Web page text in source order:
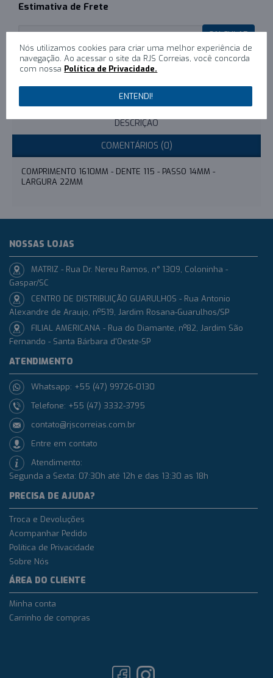
Estimativa de Frete
CALCULAR
0/Escreva um comentário
DESCRIÇÃO
COMENTÁRIOS (0)
COMPRIMENTO 1610MM - DENTE 115 - PASSO 14MM -
LARGURA 22MM
Nós utilizamos cookies para criar uma melhor experiência de
navegação. Ao acessar o site da RJS Correias, você concorda
com nossa Política de Privacidade.
ENTENDI!
NOSSAS LOJAS
MATRIZ - Rua Dr. Nereu Ramos, n° 1309, Coloninha -
Gaspar/SC
CENTRO DE DISTRIBUIÇÃO GUARULHOS - Rua Antonio
Alexandre de Araujo, nº519, Jardim Rosana-Guarulhos/SP
FILIAL AMERICANA - Rua do Diamante, nº82, Jardim São
Fernando - Santa Bárbara d'Oeste-SP
ATENDIMENTO
Whatsapp: +55 (47) 99726-0130
Telefone: +55 (47) 3332-3795
contato@rjscorreias.com.br
Entre em contato
Atendimento:
Segunda a Sexta: 07:30h até 12h e das 13:30 as 18h
PRECISA DE AJUDA?
Troca e Devoluções
Acompanhar Pedido
Política de Privacidade
Sobre Nós
ÁREA DO CLIENTE
Minha conta
Carrinho de compras